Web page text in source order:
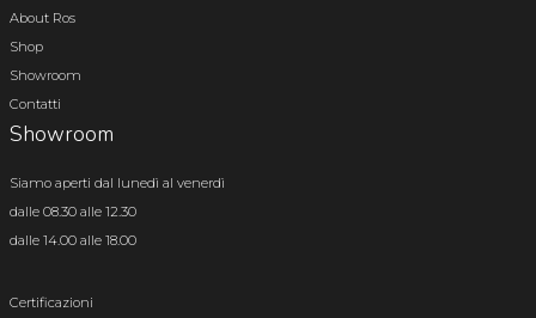
About Ros
Shop
Showroom
Contatti
Showroom
Siamo aperti dal lunedì al venerdì
dalle 08.30 alle 12.30
dalle 14.00 alle 18.00
Certificazioni